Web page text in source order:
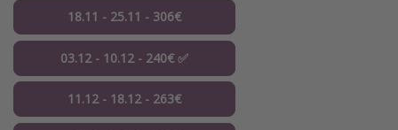
18.11 - 25.11 - 306€
03.12 - 10.12 - 240€ ✅
11.12 - 18.12 - 263€